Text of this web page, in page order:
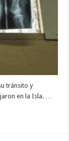
tránsito y
en la Isla. …